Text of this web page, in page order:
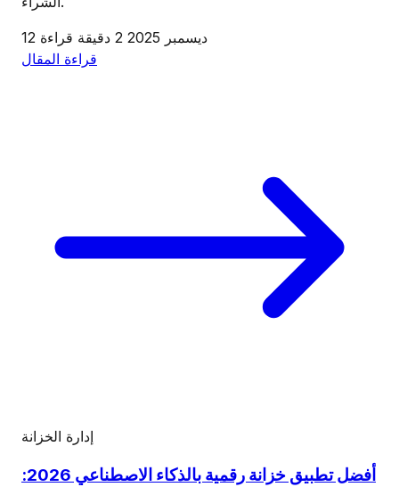
12 ديسمبر 2025
2 دقيقة قراءة
قراءة المقال
إدارة الخزانة
أفضل تطبيق خزانة رقمية بالذكاء الاصطناعي 2026: